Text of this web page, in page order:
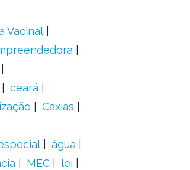
Vacinal
ceará
Caxias
água
MEC
lei